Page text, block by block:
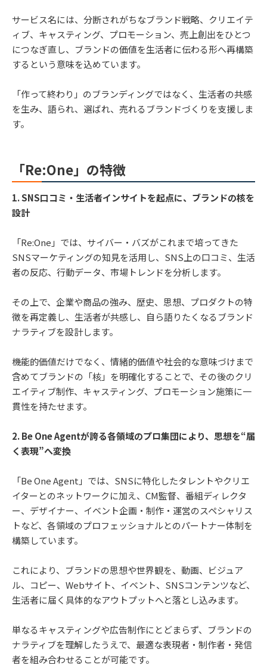
サービス名には、分断されがちなブランド戦略、クリエイテ
ィブ、キャスティング、プロモーション、売上創出をひとつ
につなぎ直し、ブランドの価値を生活者に伝わる形へ再構築
するという意味を込めています。
「作って終わり」のブランディングではなく、生活者の共感
を生み、語られ、選ばれ、売れるブランドづくりを支援しま
す。
「Re:One」の特徴
1. SNS口コミ・生活者インサイトを起点に、ブランドの核を
設計
「Re:One」では、サイバー・バズがこれまで培ってきた
SNSマーケティングの知見を活用し、SNS上の口コミ、生活
者の反応、行動データ、市場トレンドを分析します。
その上で、企業や商品の強み、歴史、思想、プロダクトの特
徴を再定義し、生活者が共感し、自ら語りたくなるブランド
ナラティブを設計します。
機能的価値だけでなく、情緒的価値や社会的な意味づけまで
含めてブランドの「核」を明確化することで、その後のクリ
エイティブ制作、キャスティング、プロモーション施策に一
貫性を持たせます。
2. Be One Agentが誇る各領域のプロ集団により、思想を“届
く表現”へ変換
「Be One Agent」では、SNSに特化したタレントやクリエ
イターとのネットワークに加え、CM監督、番組ディレクタ
ー、デザイナー、イベント企画・制作・運営のスペシャリス
トなど、各領域のプロフェッショナルとのパートナー体制を
構築しています。
これにより、ブランドの思想や世界観を、動画、ビジュア
ル、コピー、Webサイト、イベント、SNSコンテンツなど、
生活者に届く具体的なアウトプットへと落とし込みます。
単なるキャスティングや広告制作にとどまらず、ブランドの
ナラティブを理解したうえで、最適な表現者・制作者・発信
者を組み合わせることが可能です。